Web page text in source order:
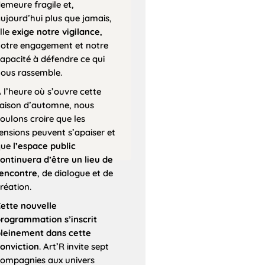
fragile et,
plus que jamais,
exige notre vigilance,
engagement et notre
à défendre ce qui
rassemble.
l’heure où s’ouvre cette
d’automne, nous
croire que les
peuvent s’apaiser et
l’espace public
d’être un lieu de
, de dialogue et de
nouvelle
s’inscrit
dans cette
. Art’R invite sept
aux univers